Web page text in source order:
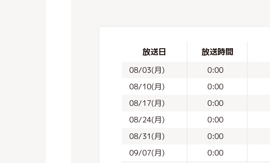
放送日 放送時間
08/03(月) 0:00
08/10(月) 0:00
08/17(月) 0:00
08/24(月) 0:00
08/31(月) 0:00
09/07(月) 0:00